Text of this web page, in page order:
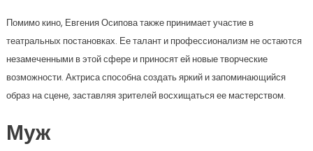
Помимо кино, Евгения Осипова также принимает участие в
театральных постановках. Ее талант и профессионализм не остаются
незамеченными в этой сфере и приносят ей новые творческие
возможности. Актриса способна создать яркий и запоминающийся
образ на сцене, заставляя зрителей восхищаться ее мастерством.
Муж